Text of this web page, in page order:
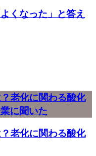
くなった」と答え
老化に関わる酸化
に聞いた
老化に関わる酸化